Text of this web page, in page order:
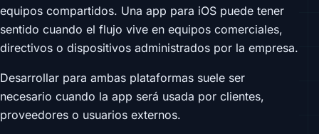
equipos compartidos. Una app para iOS puede tener
sentido cuando el flujo vive en equipos comerciales,
directivos o dispositivos administrados por la empresa.
Desarrollar para ambas plataformas suele ser
necesario cuando la app será usada por clientes,
proveedores o usuarios externos.